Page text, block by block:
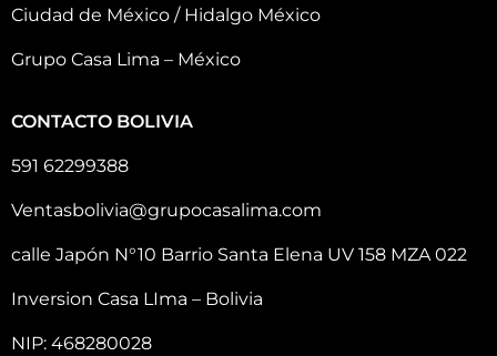
Ciudad de México / Hidalgo México
Grupo Casa Lima – México
CONTACTO BOLIVIA
591 62299388
Ventasbolivia@grupocasalima.com
calle Japón N°10 Barrio Santa Elena UV 158 MZA 022
Inversion Casa LIma – Bolivia
NIP: 468280028